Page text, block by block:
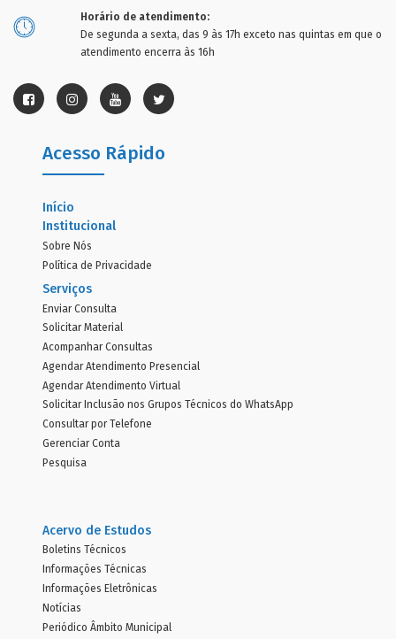
Horário de atendimento:
De segunda a sexta, das 9 às 17h exceto nas quintas em que o
atendimento encerra às 16h
Acesso Rápido
Início
Institucional
Sobre Nós
Política de Privacidade
Serviços
Enviar Consulta
Solicitar Material
Acompanhar Consultas
Agendar Atendimento Presencial
Agendar Atendimento Virtual
Solicitar Inclusão nos Grupos Técnicos do WhatsApp
Consultar por Telefone
Gerenciar Conta
Pesquisa
Acervo de Estudos
Boletins Técnicos
Informações Técnicas
Informações Eletrônicas
Notícias
Periódico Âmbito Municipal